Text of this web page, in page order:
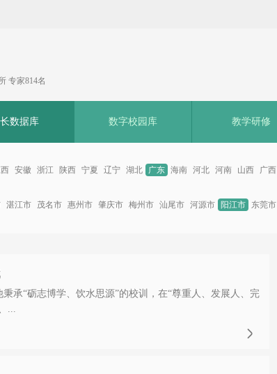
专家814名
数据库 数字校园库 教学研修
安徽 浙江 陕西 宁夏 辽宁 湖北 广东 海南 河北 河南 山西 广西
湛江市 茂名市 惠州市 肇庆市 梅州市 汕尾市 河源市 阳江市 东莞市
承“砺志博学、饮水思源”的校训，在“尊重人、发展人、完
...
